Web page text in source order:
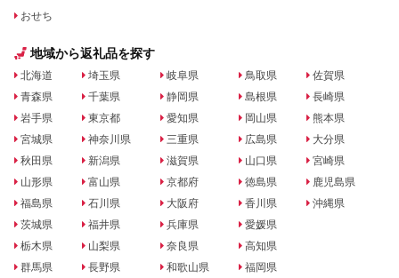
おせち
地域から返礼品を探す
北海道
青森県
岩手県
宮城県
秋田県
山形県
福島県
茨城県
栃木県
群馬県
埼玉県
千葉県
東京都
神奈川県
新潟県
富山県
石川県
福井県
山梨県
長野県
岐阜県
静岡県
愛知県
三重県
滋賀県
京都府
大阪府
兵庫県
奈良県
和歌山県
鳥取県
島根県
岡山県
広島県
山口県
徳島県
香川県
愛媛県
高知県
福岡県
佐賀県
長崎県
熊本県
大分県
宮崎県
鹿児島県
沖縄県